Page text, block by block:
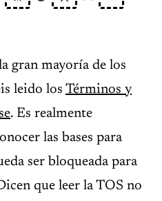
gran mayoría de los
leido los Términos y
. Es realmente
las bases para
ser bloqueada para
que leer la TOS no